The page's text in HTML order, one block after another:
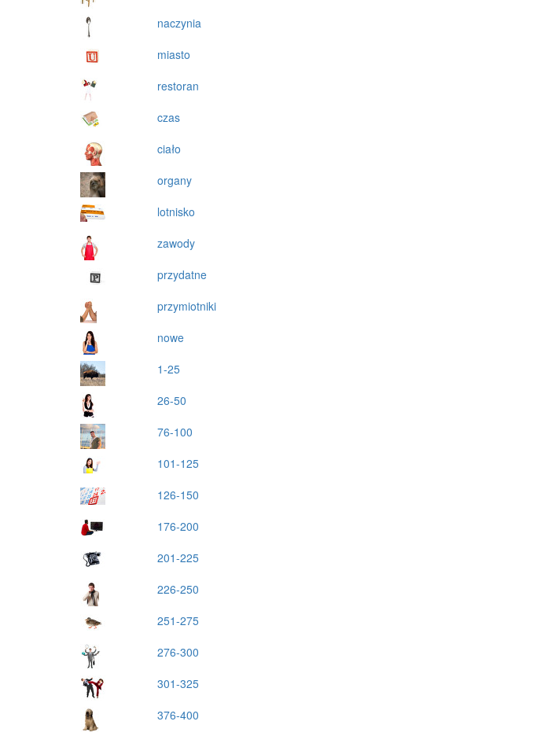
naczynia
miasto
restoran
czas
ciało
organy
lotnisko
zawody
przydatne
przymiotniki
nowe
1-25
26-50
76-100
101-125
126-150
176-200
201-225
226-250
251-275
276-300
301-325
376-400